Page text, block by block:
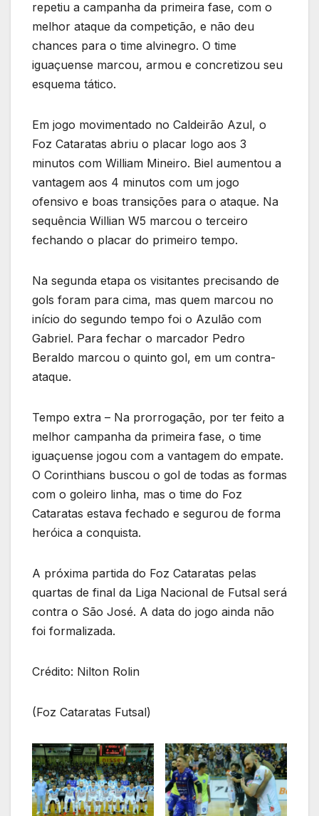
repetiu a campanha da primeira fase, com o
melhor ataque da competição, e não deu
chances para o time alvinegro. O time
iguaçuense marcou, armou e concretizou seu
esquema tático.
Em jogo movimentado no Caldeirão Azul, o
Foz Cataratas abriu o placar logo aos 3
minutos com William Mineiro. Biel aumentou a
vantagem aos 4 minutos com um jogo
ofensivo e boas transições para o ataque. Na
sequência Willian W5 marcou o terceiro
fechando o placar do primeiro tempo.
Na segunda etapa os visitantes precisando de
gols foram para cima, mas quem marcou no
início do segundo tempo foi o Azulão com
Gabriel. Para fechar o marcador Pedro
Beraldo marcou o quinto gol, em um contra-
ataque.
Tempo extra – Na prorrogação, por ter feito a
melhor campanha da primeira fase, o time
iguaçuense jogou com a vantagem do empate.
O Corinthians buscou o gol de todas as formas
com o goleiro linha, mas o time do Foz
Cataratas estava fechado e segurou de forma
heróica a conquista.
A próxima partida do Foz Cataratas pelas
quartas de final da Liga Nacional de Futsal será
contra o São José. A data do jogo ainda não
foi formalizada.
Crédito: Nilton Rolin
(Foz Cataratas Futsal)